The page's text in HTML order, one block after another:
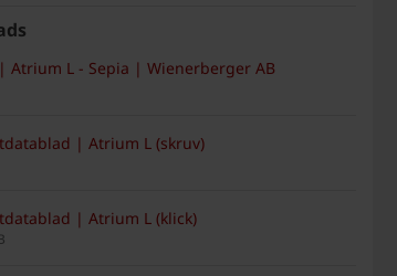
Atrium L - Sepia | Wienerberger AB
| Atrium L (skruv)
| Atrium L (klick)